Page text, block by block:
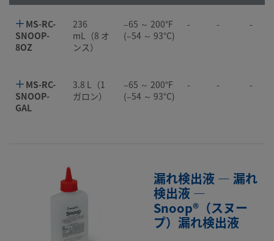
MS-RC-
SNOOP-
8OZ
236
mL（8 オ
ンス）
–65 ～ 200°F
(–54 ～ 93°C)
- - -
MS-RC-
SNOOP-
GAL
3.8 L（1
ガロン）
–65 ～ 200°F
(–54 ～ 93°C)
- - -
漏れ検出液 — 漏れ
検出液 —
Snoop®（スヌー
プ）漏れ検出液